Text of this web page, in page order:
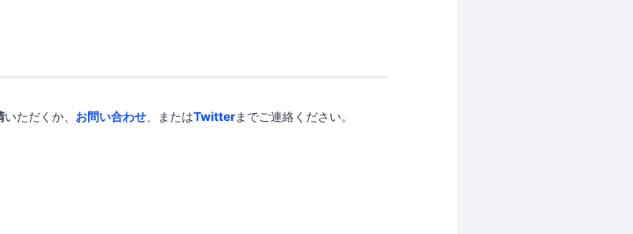
いただくか、 お問い合わせ 、またはTwitterまでご連絡ください。